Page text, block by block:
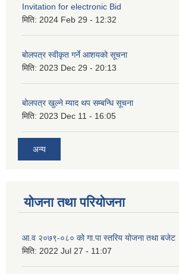
Invitation for electronic Bid
मिति: 2024 Feb 29 - 12:32
बोलपत्र स्वीकृत गर्ने आशयको सूचना
मिति: 2023 Dec 29 - 20:13
बोलपत्र खुल्ने म्याद थप सम्बन्धि सूचना
मिति: 2023 Dec 11 - 16:05
अन्य
योजना तथा परियोजना
आ.व २०७९-०८० को गा.पा स्तरिय योजना तथा बजेट
मिति: 2022 Jul 27 - 11:07